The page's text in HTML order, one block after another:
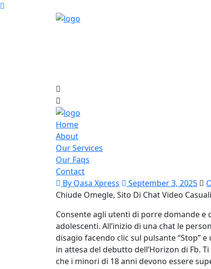
Home
About
Our Services
Our Faqs
Contact
By Qasa Xpress
September 3, 2025
Chiude Omegle, Sito Di Chat Video
Consente agli utenti di porre domande
adolescenti. All’inizio di una chat le
disagio facendo clic sul pulsante “Stop”
in attesa del debutto dell’Horizon di Fb.
che i minori di 18 anni devono essere